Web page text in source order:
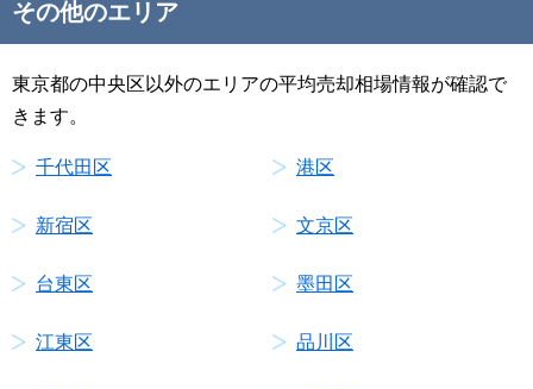
その他のエリア
東京都の中央区以外のエリアの平均売却相場情報が確認で
きます。
千代田区 港区
新宿区 文京区
台東区 墨田区
江東区 品川区